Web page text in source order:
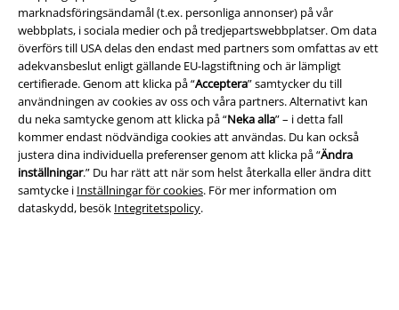
marknadsföringsändamål (t.ex. personliga annonser) på vår
webbplats, i sociala medier och på tredjepartswebbplatser. Om data
överförs till USA delas den endast med partners som omfattas av ett
adekvansbeslut enligt gällande EU-lagstiftning och är lämpligt
certifierade. Genom att klicka på “Acceptera” samtycker du till
användningen av cookies av oss och våra partners. Alternativt kan
du neka samtycke genom att klicka på “Neka alla” – i detta fall
kommer endast nödvändiga cookies att användas. Du kan också
justera dina individuella preferenser genom att klicka på “Ändra
inställningar.” Du har rätt att när som helst återkalla eller ändra ditt
samtycke i Inställningar för cookies. För mer information om
dataskydd, besök Integritetspolicy.
Betalningsmetod
Frakt